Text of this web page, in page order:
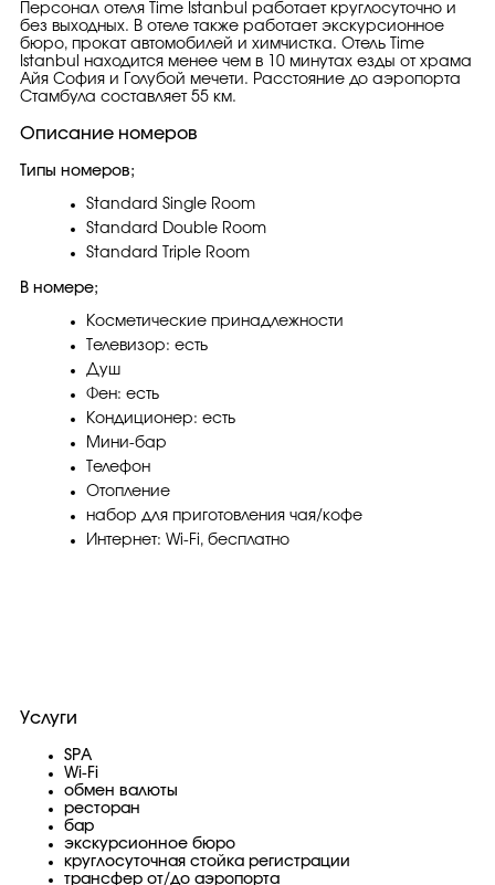
Персонал отеля Time Istanbul работает круглосуточно и
без выходных. В отеле также работает экскурсионное
бюро, прокат автомобилей и химчистка. Отель Time
Istanbul находится менее чем в 10 минутах езды от храма
Айя София и Голубой мечети. Расстояние до аэропорта
Стамбула составляет 55 км.
Описание номеров
Типы номеров;
Standard Single Room
Standard Double Room
Standard Triple Room
В номере;
Косметические принадлежности
Телевизор: есть
Душ
Фен: есть
Кондиционер: есть
Мини-бар
Телефон
Отопление
набор для приготовления чая/кофе
Интернет: Wi-Fi, бесплатно
Услуги
SPA
Wi-Fi
обмен валюты
ресторан
бар
экскурсионное бюро
круглосуточная стойка регистрации
трансфер от/до аэропорта